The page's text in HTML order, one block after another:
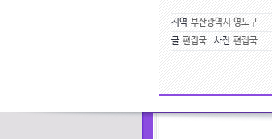
지역 부산광역시 영도구
글 편집국 사진 편집국